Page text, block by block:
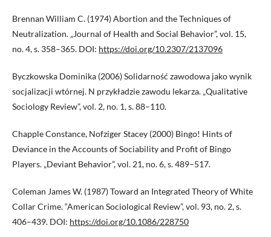
Brennan William C. (1974) Abortion and the Techniques of
Neutralization. „Journal of Health and Social Behavior”, vol. 15,
no. 4, s. 358–365. DOI: https://doi.org/10.2307/2137096
Byczkowska Dominika (2006) Solidarność zawodowa jako wynik
socjalizacji wtórnej. N przykładzie zawodu lekarza. „Qualitative
Sociology Review”, vol. 2, no. 1, s. 88–110.
Chapple Constance, Nofziger Stacey (2000) Bingo! Hints of
Deviance in the Accounts of Sociability and Profit of Bingo
Players. „Deviant Behavior”, vol. 21, no. 6, s. 489–517.
Coleman James W. (1987) Toward an Integrated Theory of White
Collar Crime. “American Sociological Review”, vol. 93, no. 2, s.
406–439. DOI: https://doi.org/10.1086/228750